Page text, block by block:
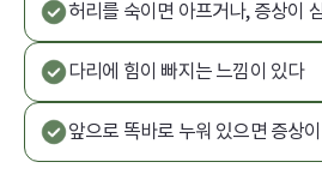
허리를 숙이면 아프거나, 증상이
다리에 힘이 빠지는 느낌이 있다
앞으로 똑바로 누워 있으면 증상